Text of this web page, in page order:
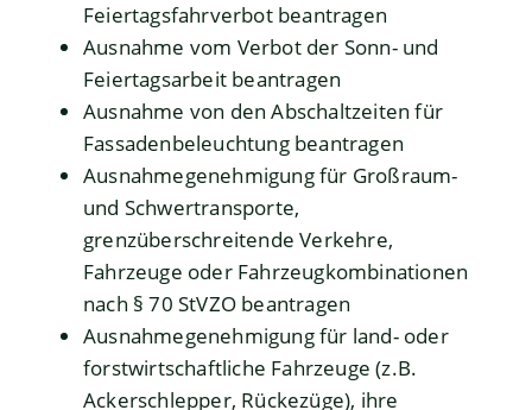
Feiertagsfahrverbot beantragen
Ausnahme vom Verbot der Sonn- und
Feiertagsarbeit beantragen
Ausnahme von den Abschaltzeiten für
Fassadenbeleuchtung beantragen
Ausnahmegenehmigung für Großraum-
und Schwertransporte,
grenzüberschreitende Verkehre,
Fahrzeuge oder Fahrzeugkombinationen
nach § 70 StVZO beantragen
Ausnahmegenehmigung für land- oder
forstwirtschaftliche Fahrzeuge (z.B.
Ackerschlepper, Rückezüge), ihre